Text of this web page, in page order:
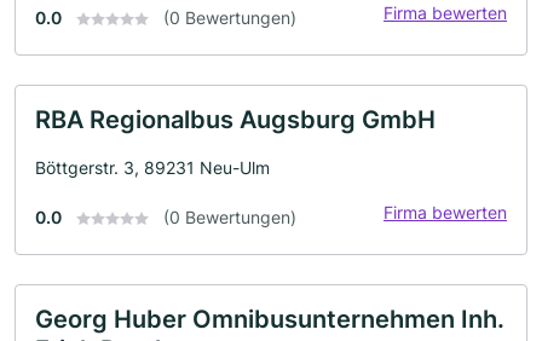
0.0 (0 Bewertungen) Firma bewerten
RBA Regionalbus Augsburg GmbH
Böttgerstr. 3, 89231 Neu-Ulm
0.0 (0 Bewertungen) Firma bewerten
Georg Huber Omnibusunternehmen Inh.